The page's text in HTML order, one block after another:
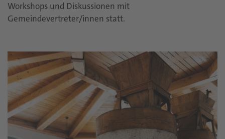
Workshops und Diskussionen mit
Gemeindevertreter/innen statt.